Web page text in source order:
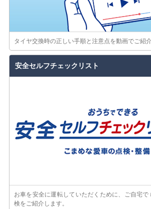
タイヤ交換時の正しい手順と注意点を動画でご紹
安全セルフチェックリスト
お車を安全に運転していただくために、ご自宅で
検をご紹介します。